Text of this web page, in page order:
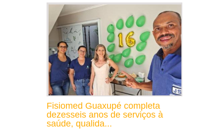
Fisiomed Guaxupé completa
dezesseis anos de serviços à
saúde, qualida...